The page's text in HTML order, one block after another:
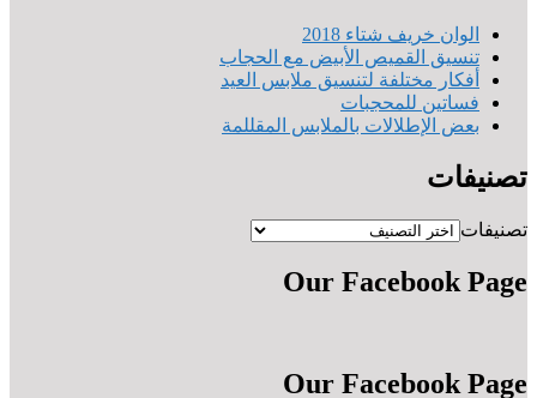
الوان خريف شتاء 2018
تنسيق القميص الأبيض مع الحجاب
أفكار مختلفة لتنسيق ملابس العيد
فساتين للمحجبات
بعض الإطلالات بالملابس المقللمة
تصنيفات
تصنيفات
Our Facebook Page
Our Facebook Page